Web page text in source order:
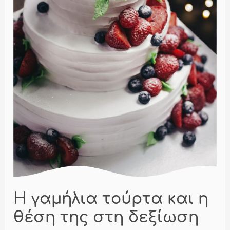
Η γαμήλια τούρτα και η
θέση της στη δεξίωση